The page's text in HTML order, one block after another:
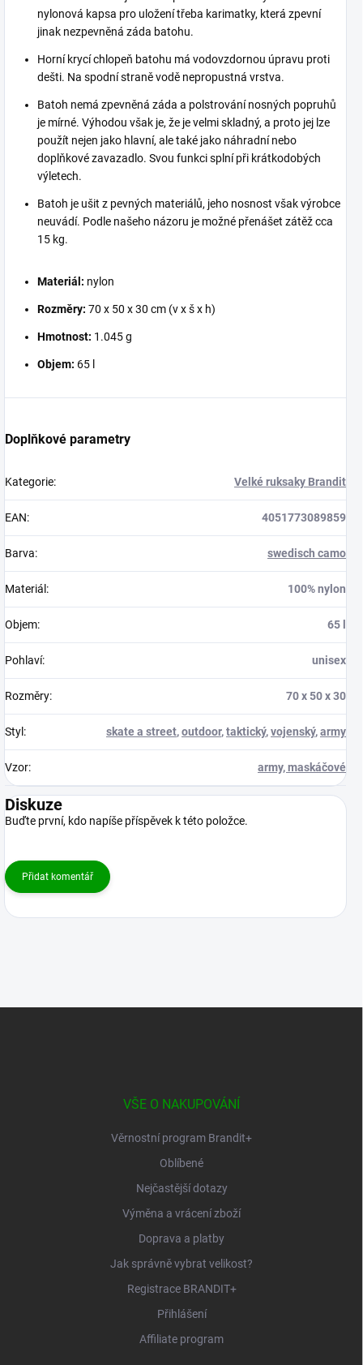
nylonová kapsa pro uložení třeba karimatky, která zpevní
jinak nezpevněná záda batohu.
Horní krycí chlopeň batohu má vodovzdornou úpravu proti
dešti. Na spodní straně vodě nepropustná vrstva.
Batoh nemá zpevněná záda a polstrování nosných popruhů
je mírné. Výhodou však je, že je velmi skladný, a proto jej lze
použít nejen jako hlavní, ale také jako náhradní nebo
doplňkové zavazadlo. Svou funkci splní při krátkodobých
výletech.
Batoh je ušit z pevných materiálů, jeho nosnost však výrobce
neuvádí. Podle našeho názoru je možné přenášet zátěž cca
15 kg.
Materiál: nylon
Rozměry: 70 x 50 x 30 cm (v x š x h)
Hmotnost: 1.045 g
Objem: 65 l
Doplňkové parametry
Kategorie: Velké ruksaky Brandit
EAN: 4051773089859
Barva: swedisch camo
Materiál : 100% nylon
Objem: 65 l
Pohlaví: unisex
Rozměry: 70 x 50 x 30
Styl : skate a street,outdoor,taktický,vojenský,army
Vzor: army, maskáčové
Diskuze
Buďte první, kdo napíše příspěvek k této položce.
Přidat komentář
VŠE O NAKUPOVÁNÍ
Věrnostní program Brandit+
Oblíbené
Nejčastější dotazy
Výměna a vrácení zboží
Doprava a platby
Jak správně vybrat velikost?
Registrace BRANDIT+
Přihlášení
Affiliate program